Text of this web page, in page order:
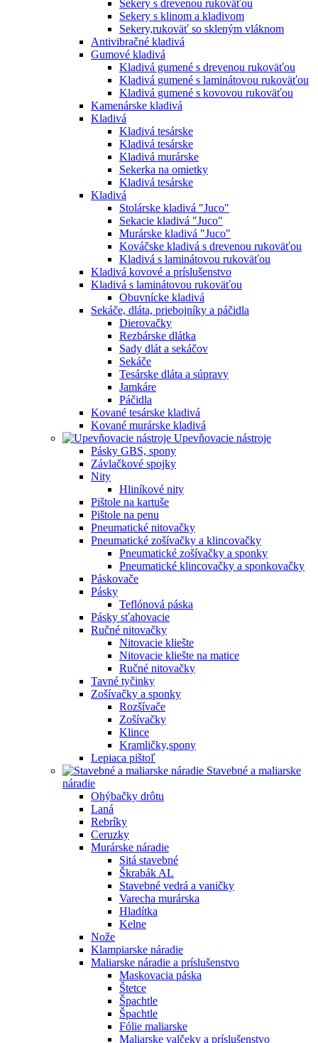
Sekery s drevenou rukoväťou
Sekery s klinom a kladivom
Sekery,rukoväť so skleným vláknom
Antivibračné kladivá
Gumové kladivá
Kladivá gumené s drevenou rukoväťou
Kladivá gumené s laminátovou rukoväťou
Kladivá gumené s kovovou rukoväťou
Kamenárske kladivá
Kladivá
Kladivá tesárske
Kladivá tesárske
Kladivá murárske
Sekerka na omietky
Kladivá tesárske
Kladivá
Stolárske kladivá "Juco"
Sekacie kladivá "Juco"
Murárske kladivá "Juco"
Kováčske kladivá s drevenou rukoväťou
Kladivá s laminátovou rukoväťou
Kladivá kovové a príslušenstvo
Kladivá s laminátovou rukoväťou
Obuvnícke kladivá
Sekáče, dláta, priebojníky a páčidla
Dierovačky
Rezbárske dlátka
Sady dlát a sekáčov
Sekáče
Tesárske dláta a súpravy
Jamkáre
Páčidla
Kované tesárske kladivá
Kované murárske kladivá
Upevňovacie nástroje
Pásky GBS, spony
Závlačkové spojky
Nity
Hliníkové nity
Pištole na kartuše
Pištole na penu
Pneumatické nitovačky
Pneumatické zošívačky a klincovačky
Pneumatické zošívačky a sponky
Pneumatické klincovačky a sponkovačky
Páskovače
Pásky
Teflónová páska
Pásky sťahovacie
Ručné nitovačky
Nitovacie kliešte
Nitovacie kliešte na matice
Ručné nitovačky
Tavné tyčinky
Zošívačky a sponky
Rozšívače
Zošívačky
Klince
Kramličky,spony
Lepiaca pištoľ
Stavebné a maliarske
náradie
Ohýbačky drôtu
Laná
Rebríky
Ceruzky
Murárske náradie
Sitá stavebné
Škrabák AL
Stavebné vedrá a vaničky
Varecha murárska
Hladítka
Kelne
Nože
Klampiarske náradie
Maliarske náradie a príslušenstvo
Maskovacia páska
Štetce
Špachtle
Špachtle
Fólie maliarske
Maliarske valčeky a príslušenstvo